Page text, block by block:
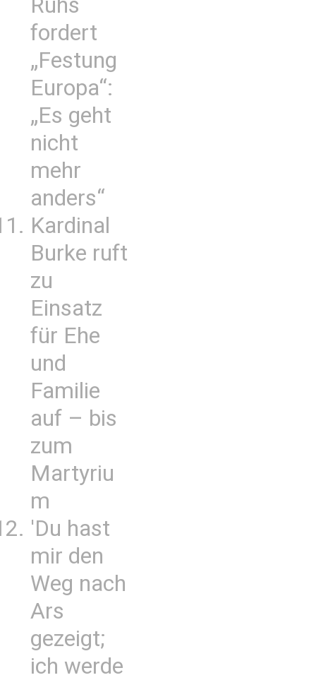
Ruhs
fordert
„Festung
Europa“:
„Es geht
nicht
mehr
anders“
Kardinal
Burke ruft
zu
Einsatz
für Ehe
und
Familie
auf – bis
zum
Martyriu
m
'Du hast
mir den
Weg nach
Ars
gezeigt;
ich werde